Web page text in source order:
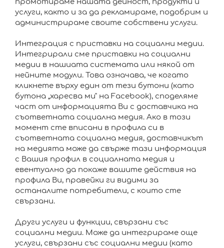
промотираме нашата дейност, продукти и
услуги, както и за да рекламираме, подобрим и
администрираме своите собствени услуги.
Интеграция с приставки на социални медии.
Интегрирали сме приставки на социални
медии в нашиата системата или някой от
нейните модули. Това означава, че когато
кликнете върху един от тези бутони (като
бутона „харесва ми" на Facebook), споделяме
част от информацията Ви с доставчика на
съответната социална медия. Ако в този
момент сте вписани в профила си в
съответната социална медия, доставчикът
на медията може да свърже тази информация
с Вашия профил в социалната медия и
евентуално да покаже вашите действия на
профила Ви, правейки ги видими за
останалите потребители, с които сте
свързани.
Други услуги и функции, свързани със
социални медии. Може да интегрираме още
услуги, свързани със социални медии (като